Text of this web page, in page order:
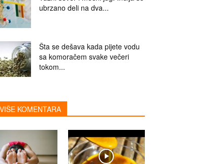
ubrzano deli na dva...
Šta se dešava kada pijete vodu
sa komoračem svake večeri
tokom...
KOMENTARA